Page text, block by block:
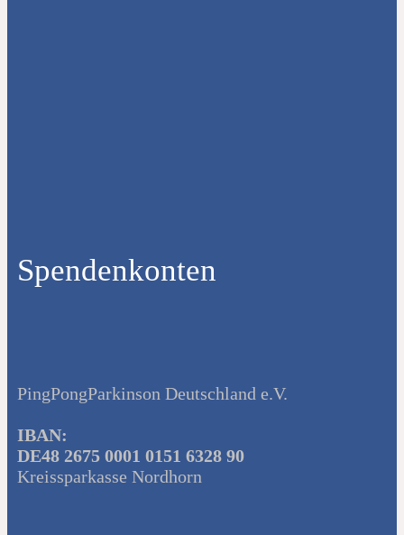
Spendenkonten
PingPongParkinson Deutschland e.V.
IBAN:
DE48 2675 0001 0151 6328 90
Kreissparkasse Nordhorn